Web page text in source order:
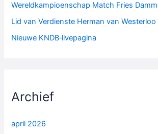
Wereldkampioenschap Match Fries
Lid van Verdienste Herman van
Nieuwe KNDB‑livepagina
Archief
april 2026